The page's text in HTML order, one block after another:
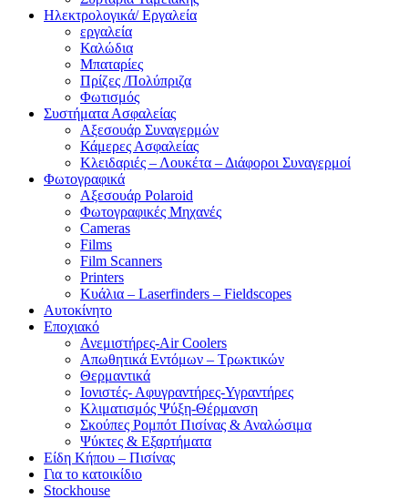
Ηλεκτρολογικά/ Εργαλεία
εργαλεία
Καλώδια
Μπαταρίες
Πρίζες /Πολύπριζα
Φωτισμός
Συστήματα Ασφαλείας
Αξεσουάρ Συναγερμών
Κάμερες Ασφαλείας
Κλειδαριές – Λουκέτα – Διάφοροι Συναγερμοί
Φωτογραφικά
Αξεσουάρ Polaroid
Φωτογραφικές Μηχανές
Cameras
Films
Film Scanners
Printers
Κυάλια – Laserfinders – Fieldscopes
Αυτοκίνητο
Εποχιακό
Ανεμιστήρες-Air Coolers
Απωθητικά Εντόμων – Τρωκτικών
Θερμαντικά
Ιονιστές- Αφυγραντήρες-Υγραντήρες
Κλιματισμός Ψύξη-Θέρμανση
Σκούπες Ρομπότ Πισίνας & Αναλώσιμα
Ψύκτες & Εξαρτήματα
Είδη Κήπου – Πισίνας
Για το κατοικίδιο
Stockhouse